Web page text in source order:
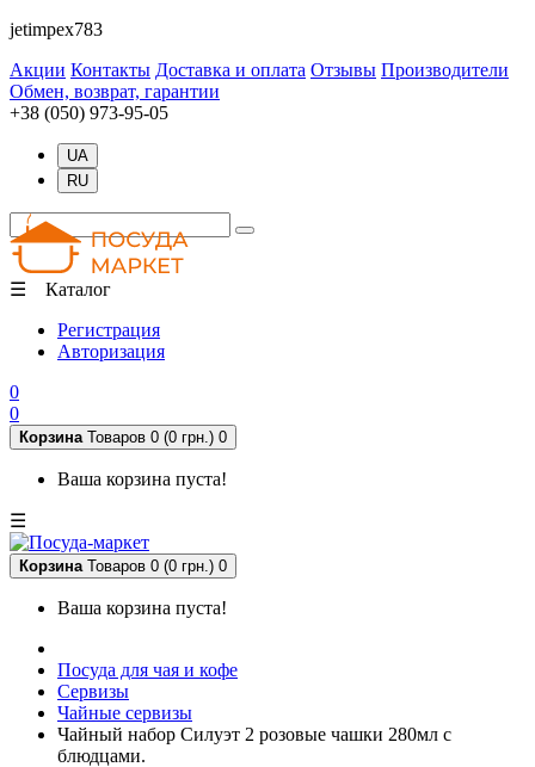
jetimpex783
Акции Контакты Доставка и оплата Отзывы Производители
Обмен, возврат, гарантии
+38 (050) 973-95-05
UA
RU
☰ Каталог
Регистрация
Авторизация
0
0
Корзина Товаров 0 (0 грн.) 0
Ваша корзина пуста!
☰
Корзина Товаров 0 (0 грн.) 0
Ваша корзина пуста!
Посуда для чая и кофе
Сервизы
Чайные сервизы
Чайный набор Силуэт 2 розовые чашки 280мл с
блюдцами.